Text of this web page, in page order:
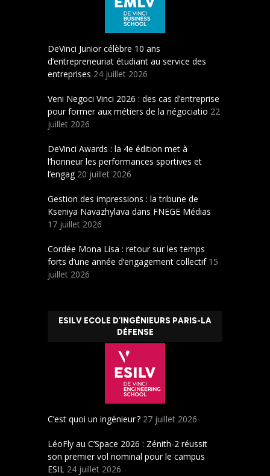
DeVinci Junior célèbre 10 ans
d’entrepreneuriat étudiant au service des
entreprises 24 juillet 2026
Veni Negoci Vinci 2026 : des cas d’entreprise
pour former aux métiers de la négociatio 22
juillet 2026
DeVinci Awards : la 4e édition met à
l’honneur les performances sportives et
l’engag 20 juillet 2026
Gestion des impressions : la tribune de
Kseniya Navazhylava dans FNEGE Médias
17 juillet 2026
Cordée Mona Lisa : retour sur les temps
forts d’une année d’engagement collectif 15
juillet 2026
ESILV ECOLE D’INGÉNIEURS PARIS-LA
DÉFENSE
C’est quoi un ingénieur ? 27 juillet 2026
LéoFly au C’Space 2026 : Zénith-2 réussit
son premier vol nominal pour le campus
ESIL 24 juillet 2026